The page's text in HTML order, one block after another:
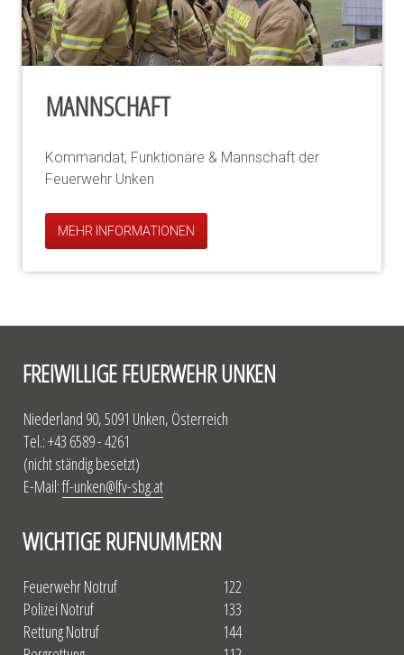
MANNSCHAFT
Kommandat, Funktionäre & Mannschaft der
Feuerwehr Unken
MEHR INFORMATIONEN
FREIWILLIGE FEUERWEHR UNKEN
Niederland 90, 5091 Unken, Österreich
Tel.: +43 6589 - 4261
(nicht ständig besetzt)
E-Mail:ff-unken@lfv-sbg.at
WICHTIGE RUFNUMMERN
Feuerwehr Notruf
Polizei Notruf
Rettung Notruf
122
133
144